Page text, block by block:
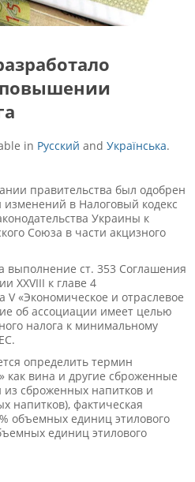
повышении
in Русский and Українська.
правительства был одобрен
в Налоговый кодекс
Украины к
Союза в части акцизного
выполнение ст. 353 Соглашения
XXVIII к главе 4
V «Экономическое и отраслевое
об ассоциации имеет целью
налога к минимальному
определить термин
как вина и другие сброженные
из сброженных напитков и
напитков), фактическая
объемных единиц этилового
единиц этилового